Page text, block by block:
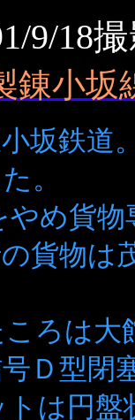
9/18
小坂
坂鉄道
。
やめ貨
貨物は
ろは
Ｄ型
は円